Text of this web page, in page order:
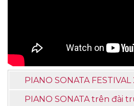
PIANO SONATA FESTIVAL
PIANO SONATA trên đài